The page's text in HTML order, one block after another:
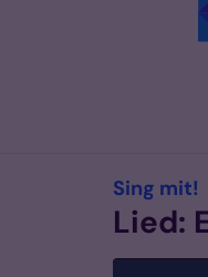
Sing mit!
Lied: